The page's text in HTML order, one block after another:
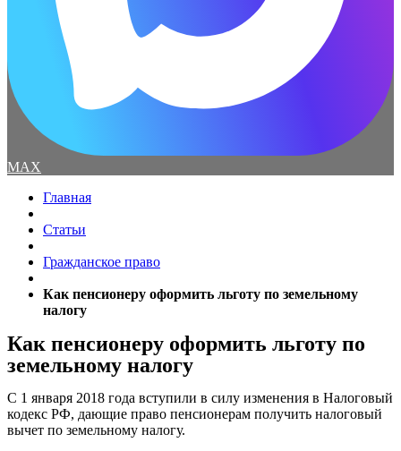
MAX
Главная
Статьи
Гражданское право
Как пенсионеру оформить льготу по земельному
налогу
Как пенсионеру оформить льготу по
земельному налогу
С 1 января 2018 года вступили в силу изменения в Налоговый
кодекс РФ, дающие право пенсионерам получить налоговый
вычет по земельному налогу.